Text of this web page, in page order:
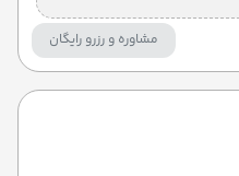
مشاوره و رزرو رایگان